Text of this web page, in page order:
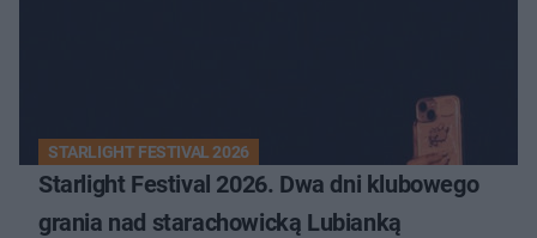
STARLIGHT FESTIVAL 2026
Starlight Festival 2026. Dwa dni klubowego
grania nad starachowicką Lubianką